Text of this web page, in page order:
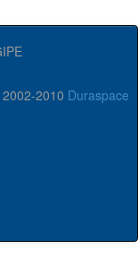
2010 Duraspace